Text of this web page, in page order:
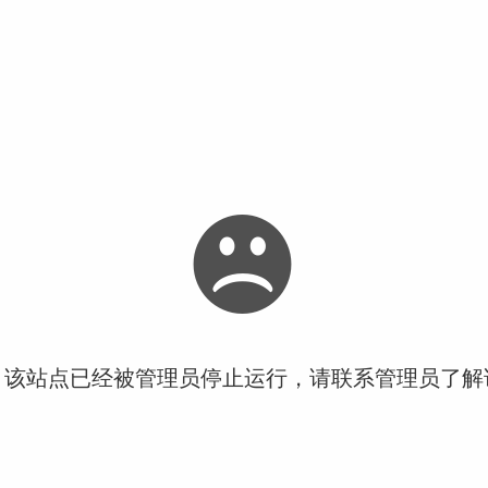
站点已经被管理员停止运行，请联系管理员了